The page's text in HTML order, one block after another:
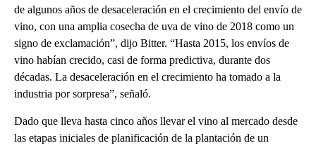
de algunos años de desaceleración en el crecimiento del envío de
vino, con una amplia cosecha de uva de vino de 2018 como un
signo de exclamación”, dijo Bitter. “Hasta 2015, los envíos de
vino habían crecido, casi de forma predictiva, durante dos
décadas. La desaceleración en el crecimiento ha tomado a la
industria por sorpresa”, señaló.
Dado que lleva hasta cinco años llevar el vino al mercado desde
las etapas iniciales de planificación de la plantación de un